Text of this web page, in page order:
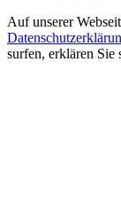
Auf unserer
surfen, erklären Sie